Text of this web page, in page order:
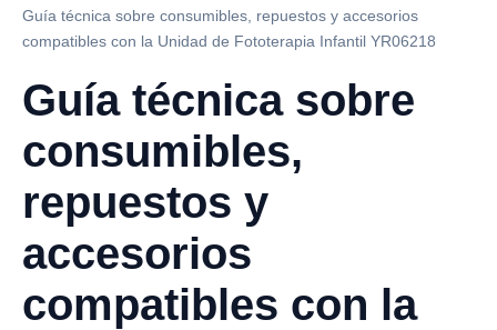
Guía técnica sobre consumibles, repuestos y accesorios
compatibles con la Unidad de Fototerapia Infantil YR06218
Guía técnica sobre
consumibles,
repuestos y
accesorios
compatibles con la